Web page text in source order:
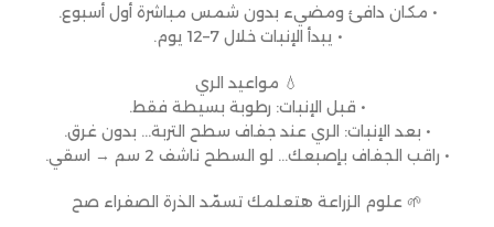
• مكان دافئ ومضيء بدون شمس مباشرة أول أسبوع.
• يبدأ الإنبات خلال 7–12 يوم.
💧 مواعيد الري
• قبل الإنبات: رطوبة بسيطة فقط.
• بعد الإنبات: الري عند جفاف سطح التربة… بدون غرق.
• راقب الجفاف بإصبعك… لو السطح ناشف 2 سم → اسقي.
🌱 علوم الزراعة هتعلمك تسمّد الذرة الصفراء صح